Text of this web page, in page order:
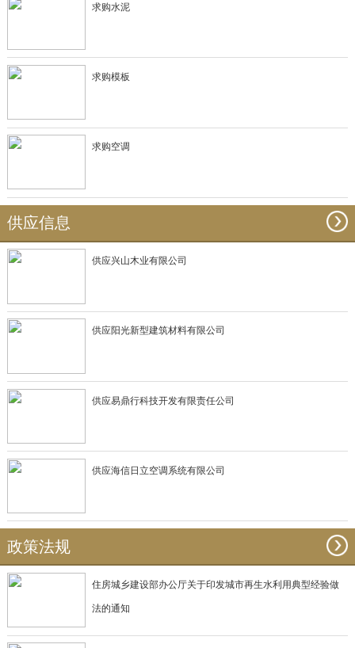
求购水泥
求购模板
求购空调
供应信息
供应兴山木业有限公司
供应阳光新型建筑材料有限公司
供应易鼎行科技开发有限责任公司
供应海信日立空调系统有限公司
政策法规
住房城乡建设部办公厅关于印发城市再生水利用典型经验做
法的通知